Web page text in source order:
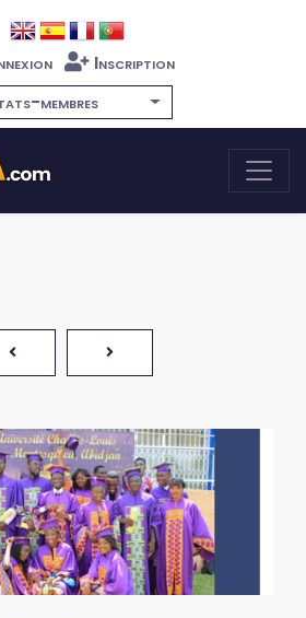
Inscription
membres